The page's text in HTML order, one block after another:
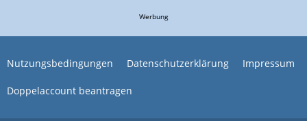
Werbung
Nutzungsbedingungen Datenschutzerklärung Impressum
Doppelaccount beantragen